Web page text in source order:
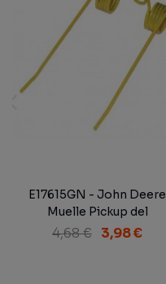
E17615GN - John Deere
Muelle Pickup del
Recogedor Adaptable
4,68 € 3,98 €